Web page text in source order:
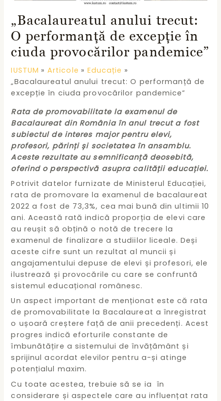
„Bacalaureatul anului trecut:
O performanță de excepție în
ciuda provocărilor pandemice”
IUSTUM Articole
Educație
„Bacalaureatul anului trecut: O performanță de
excepție în ciuda provocărilor pandemice”
Rata de promovabilitate la examenul de
Bacalaureat din România în anul trecut a fost
subiectul de interes major pentru elevi,
profesori, părinți și societatea în ansamblu.
Aceste rezultate au semnificanță deosebită,
oferind o perspectivă asupra calității educației.
Potrivit datelor furnizate de Ministerul Educației,
rata de promovare la examenul de bacalaureat
2022 a fost de 73,3%, cea mai bună din ultimii 10
ani. Această rată indică proporția de elevi care
au reușit să obțină o notă de trecere la
examenul de finalizare a studiilor liceale. Deși
aceste cifre sunt un rezultat al muncii și
angajamentului depuse de elevi și profesori, ele
ilustrează și provocările cu care se confruntă
sistemul educațional românesc.
Un aspect important de menționat este că rata
de promovabilitate la Bacalaureat a înregistrat
o ușoară creștere față de anii precedenți. Acest
progres indică eforturile constante de
îmbunătățire a sistemului de învățământ și
sprijinul acordat elevilor pentru a-și atinge
potențialul maxim.
Cu toate acestea, trebuie să se ia în
considerare și aspectele care au influențat rata